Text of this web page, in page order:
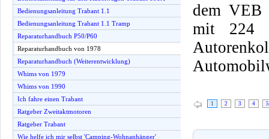
Bedienungsanleitung Trabant 1.1
Bedienungsanleitung Trabant 1.1 Tramp
Reparaturhandbuch P50/P60
Reparaturhandbuch von 1978
Reparaturhandbuch (Weiterentwicklung)
Whims von 1979
Whims von 1990
Ich fahre einen Trabant
Ratgeber Zweitaktmotoren
Ratgeber Trabant
Wie helfe ich mir selbst 'Camping-Wohnanhänger'
dem VEB
mit 224
1 2 3 4 5